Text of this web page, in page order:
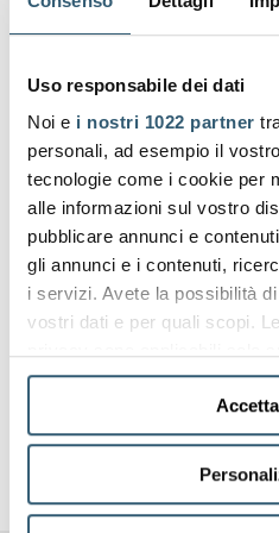
Uso responsabile dei dati
Noi e i nostri 1022 partner
personali, ad esempio il
tecnologie come i cookie per
alle informazioni sul vostro
pubblicare annunci e
gli annunci e i contenuti,
i servizi. Avete la possibilità
vostri dati e per quali scopi.
in cui avete effettuato le
modificare o revocare il
momento dalla Dichiarazione
sull'icona di attivazione della
Con il tuo consenso,
FOOD
BUILDING &